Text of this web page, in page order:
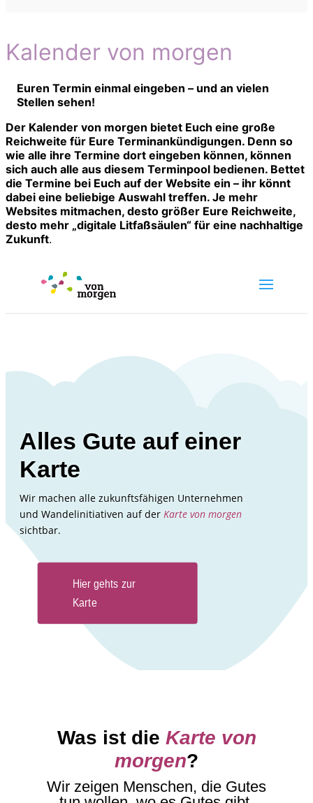
Kalender von morgen
Euren Termin einmal eingeben – und an vielen
Stellen sehen!
Der Kalender von morgen bietet Euch eine große
Reichweite für Eure Terminankündigungen. Denn so
wie alle ihre Termine dort eingeben können, können
sich auch alle aus diesem Terminpool bedienen. Bettet
die Termine bei Euch auf der Website ein – ihr könnt
dabei eine beliebige Auswahl treffen. Je mehr
Websites mitmachen, desto größer Eure Reichweite,
desto mehr „digitale Litfaßsäulen“ für eine nachhaltige
Zukunft.